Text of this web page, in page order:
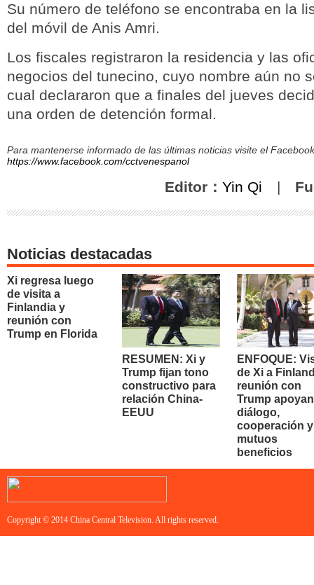
Su número de teléfono se encontraba en la
del móvil de Anis Amri.
Los fiscales registraron la residencia y las
negocios del tunecino, cuyo nombre aún no
cual declararon que a finales del jueves
una orden de detención formal.
Para mantenerse informado de las últimas noticias visite el
https://www.facebook.com/cctvenespanol
Editor： Yin Qi |
Noticias destacadas
Xi regresa luego
de visita a
Finlandia y
reunión con
Trump en Florida
RESUMEN: Xi y
Trump fijan tono
constructivo para
relación China-
EEUU
ENFOQUE:
de Xi a
reunión con
Trump apoyan
diálogo,
cooperación y
mutuos
beneficios
Copyright © 2014 China Central Television. All rights reserved.